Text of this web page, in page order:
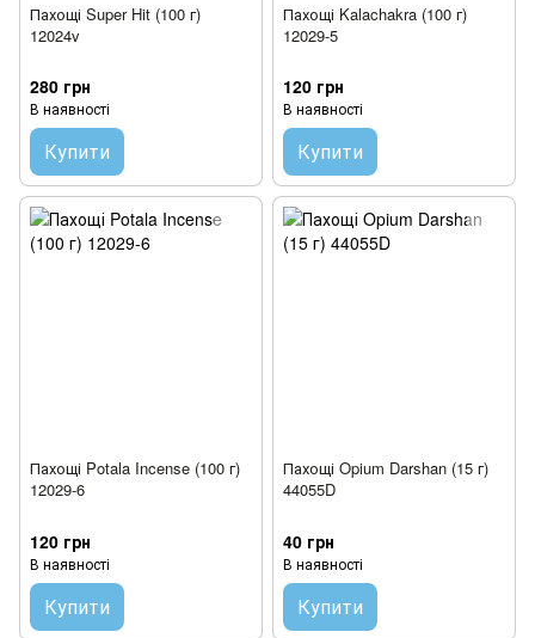
Пахощі Super Hit (100 г)
12024v
280 грн
В наявності
Купити
Пахощі Kalachakra (100 г)
12029-5
120 грн
В наявності
Купити
Пахощі Potala Incense (100 г)
12029-6
120 грн
В наявності
Купити
Пахощі Opium Darshan (15 г)
44055D
40 грн
В наявності
Купити